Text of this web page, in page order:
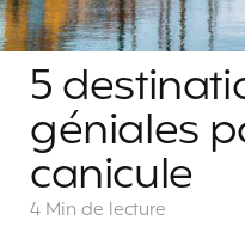
5
géniales
canicule
4 Min de lecture